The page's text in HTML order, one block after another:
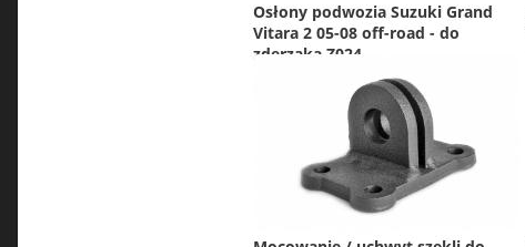
Osłony podwozia Suzuki Grand
Vitara 2 05-08 off-road - do
zderzaka Z024